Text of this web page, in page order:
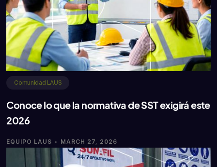
Comunidad LAUS
Conoce lo que la normativa de SST exigirá este
2026
EQUIPO LAUS · MARCH 27, 2026